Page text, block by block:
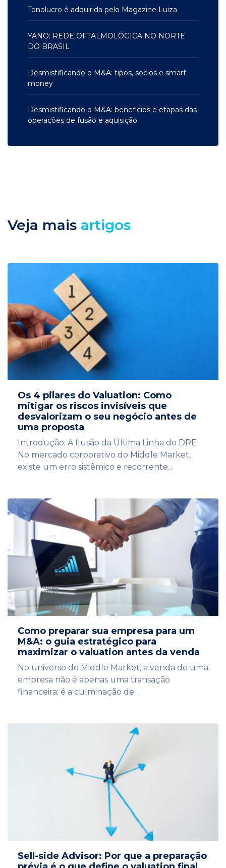
Tonolucro é adquirida pelo Magazine Luiza
YANO: REDE OFTALMOLÓGICA NO NORTE
DO BRASIL
Desmistificando o M&A: tipos, sócios e smart
money
Desmistificando o M&A: benefícios e etapas das
operações de fusão e aquisição
Veja mais artigos
Os 4 pilares do Valuation: Como
mitigar os riscos invisíveis que
desvalorizam o seu negócio antes de
uma proposta
Introdução: A Ilusão da Última Linha do DRE
No mercado corporativo do Middle Market,
existe um erro sistêmico e recorrente…
Como preparar sua empresa para um
M&A: o guia estratégico para
maximizar o valuation antes da venda
No universo do Middle Market, a venda de uma
empresa não é apenas uma transação
financeira; é a culminação de…
Sell-side Advisor: Por que a preparação